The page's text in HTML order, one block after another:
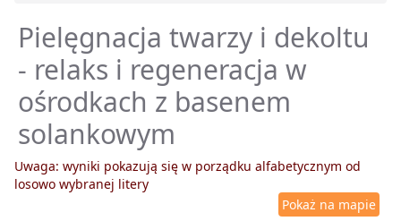
Pielęgnacja twarzy i dekoltu
- relaks i regeneracja w
ośrodkach z basenem
solankowym
Uwaga: wyniki pokazują się w porządku alfabetycznym od
losowo wybranej litery
Pokaż na mapie